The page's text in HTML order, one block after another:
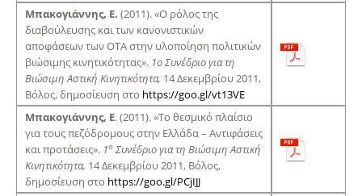
Μπακογιάννης, Ε. (2011). «Ο ρόλος της
διαβούλευσης και των κανονιστικών
αποφάσεων των ΟΤΑ στην υλοποίηση πολιτικών
βιώσιμης κινητικότητας». 1ο Συνέδριο για τη
Βιώσιμη Αστική Κινητικότητα, 14 Δεκεμβρίου 2011,
Βόλος, δημοσίευση στο https://goo.gl/vt13VE
Μπακογιάννης, Ε. (2011). «Το θεσμικό πλαίσιο
για τους πεζόδρομους στην Ελλάδα – Αντιφάσεις
και προτάσεις». 1ο Συνέδριο για τη Βιώσιμη Αστική
Κινητικότητα, 14 Δεκεμβρίου 2011, Βόλος,
δημοσίευση στο https://goo.gl/PCjIJJ